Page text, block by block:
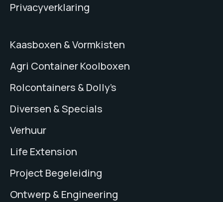
Privacyverklaring
Kaasboxen & Vormkisten
Agri Container Koolboxen
Rolcontainers & Dolly’s
Diversen & Specials
Verhuur
Life Extension
Project Begeleiding
Ontwerp & Engineering